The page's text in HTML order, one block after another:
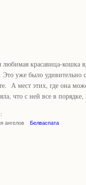
красавица-кошка
Это уже было удивительно
А мест этих, где она
что с ней все в
ангелов
Белваспата